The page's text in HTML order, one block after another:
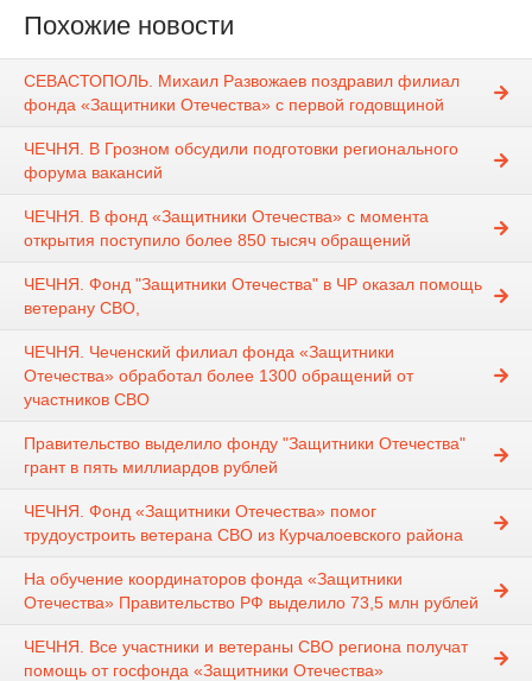
Похожие новости
СЕВАСТОПОЛЬ. Михаил Развожаев поздравил филиал
фонда «Защитники Отечества» с первой годовщиной
ЧЕЧНЯ. В Грозном обсудили подготовки регионального
форума вакансий
ЧЕЧНЯ. В фонд «Защитники Отечества» с момента
открытия поступило более 850 тысяч обращений
ЧЕЧНЯ. Фонд "Защитники Отечества" в ЧР оказал помощь
ветерану СВО,
ЧЕЧНЯ. Чеченский филиал фонда «Защитники
Отечества» обработал более 1300 обращений от
участников СВО
Правительство выделило фонду "Защитники Отечества"
грант в пять миллиардов рублей
ЧЕЧНЯ. Фонд «Защитники Отечества» помог
трудоустроить ветерана СВО из Курчалоевского района
На обучение координаторов фонда «Защитники
Отечества» Правительство РФ выделило 73,5 млн рублей
ЧЕЧНЯ. Все участники и ветераны СВО региона получат
помощь от госфонда «Защитники Отечества»